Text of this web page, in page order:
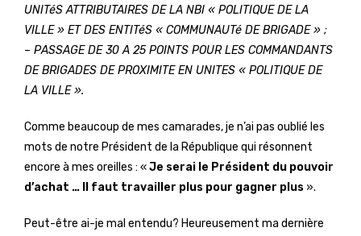
UNITéS ATTRIBUTAIRES DE LA NBI « POLITIQUE DE LA
VILLE » ET DES ENTITéS « COMMUNAUTé DE BRIGADE » ;
– PASSAGE DE 30 A 25 POINTS POUR LES COMMANDANTS
DE BRIGADES DE PROXIMITE EN UNITES « POLITIQUE DE
LA VILLE ».
Comme beaucoup de mes camarades, je n’ai pas oublié les
mots de notre Président de la République qui résonnent
encore à mes oreilles : «Je serai le Président du pouvoir
d’achat … Il faut travailler plus pour gagner plus ».
Peut-être ai-je mal entendu? Heureusement ma dernière